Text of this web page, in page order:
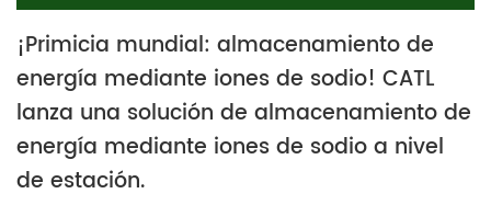
¡Primicia mundial: almacenamiento de
energía mediante iones de sodio! CATL
lanza una solución de almacenamiento de
energía mediante iones de sodio a nivel
de estación.